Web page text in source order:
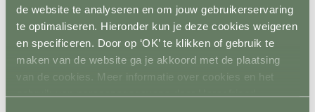
de website te analyseren en om jouw gebruikerservaring
te optimaliseren. Hieronder kun je deze cookies weigeren
en specificeren. Door op ‘OK’ te klikken of gebruik te
maken van de website ga je akkoord met de plaatsing
van de cookies. Meer informatie over cookies en het
gebruik van persoonsgegevens door Horsefriend
Aquatrainers
Vibrafloor
Lichttherapie
Hooistomers
Stop kicking systeem
Hindernissen
Springen